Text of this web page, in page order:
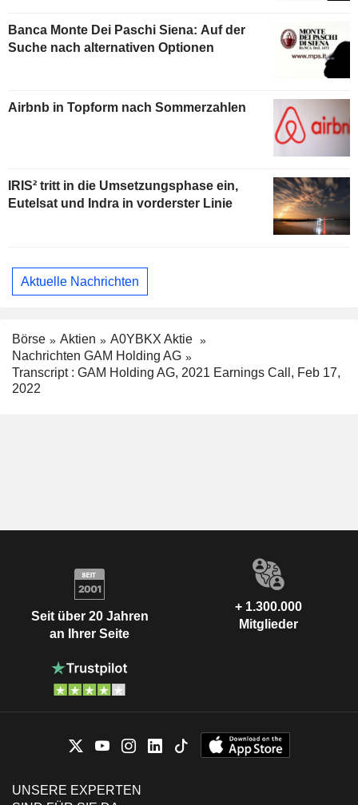
Banca Monte Dei Paschi Siena: Auf der
Suche nach alternativen Optionen
Airbnb in Topform nach Sommerzahlen
IRIS² tritt in die Umsetzungsphase ein,
Eutelsat und Indra in vorderster Linie
Aktuelle Nachrichten
Börse Aktien
A0YBKX Aktie
Nachrichten GAM Holding AG
Transcript : GAM Holding AG, 2021 Earnings Call, Feb 17,
2022
Seit über 20 Jahren
an Ihrer Seite
+ 1.300.000
Mitglieder
UNSERE EXPERTEN